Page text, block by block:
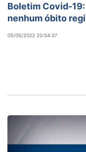
Boletim Covid-
nenhum óbito
05/05/2022 20:54:37